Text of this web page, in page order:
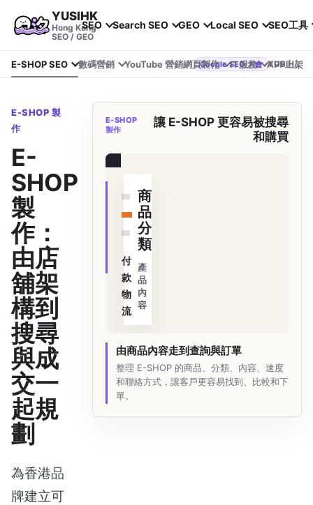
YUSIHK
Hong Kong
SEO / GEO
SEO Search SEO GEO Local SEO SEO工具
E-SHOP SEO 數碼營銷 YouTube 營銷網頁製作 IT服務 APP上架
Google SEO 大會 YUSIHK 近期參加 Google Search Central Live
E-SHOP 製
作
E-
SHOP
製
作：
由店
舖架
構到
搜尋
與成
交一
起規
劃
為香港品
牌建立可
E-SHOP
製作
讓 E-SHOP 更容易被搜尋
和購買
商
品
分
類
產
品
內
容
付
款
物
流
由商品內容走到查詢與訂單
整理 E-SHOP 的商品、分類、內容、速度
和聯絡方式，讓客戶更容易找到、比較和下
單。